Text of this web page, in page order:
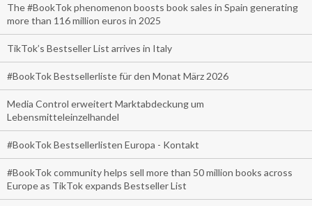
The #BookTok phenomenon boosts book sales in Spain generating
more than 116 million euros in 2025
TikTok’s Bestseller List arrives in Italy
#BookTok Bestsellerliste für den Monat März 2026
Media Control erweitert Marktabdeckung um
Lebensmitteleinzelhandel
#BookTok Bestsellerlisten Europa - Kontakt
#BookTok community helps sell more than 50 million books across
Europe as TikTok expands Bestseller List